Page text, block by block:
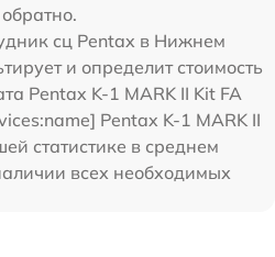
сц Pentax в Нижнем
и определит стоимость
Pentax K-1 MARK II Kit FA
Pentax K-1 MARK II
статистике в среднем
всех необходимых